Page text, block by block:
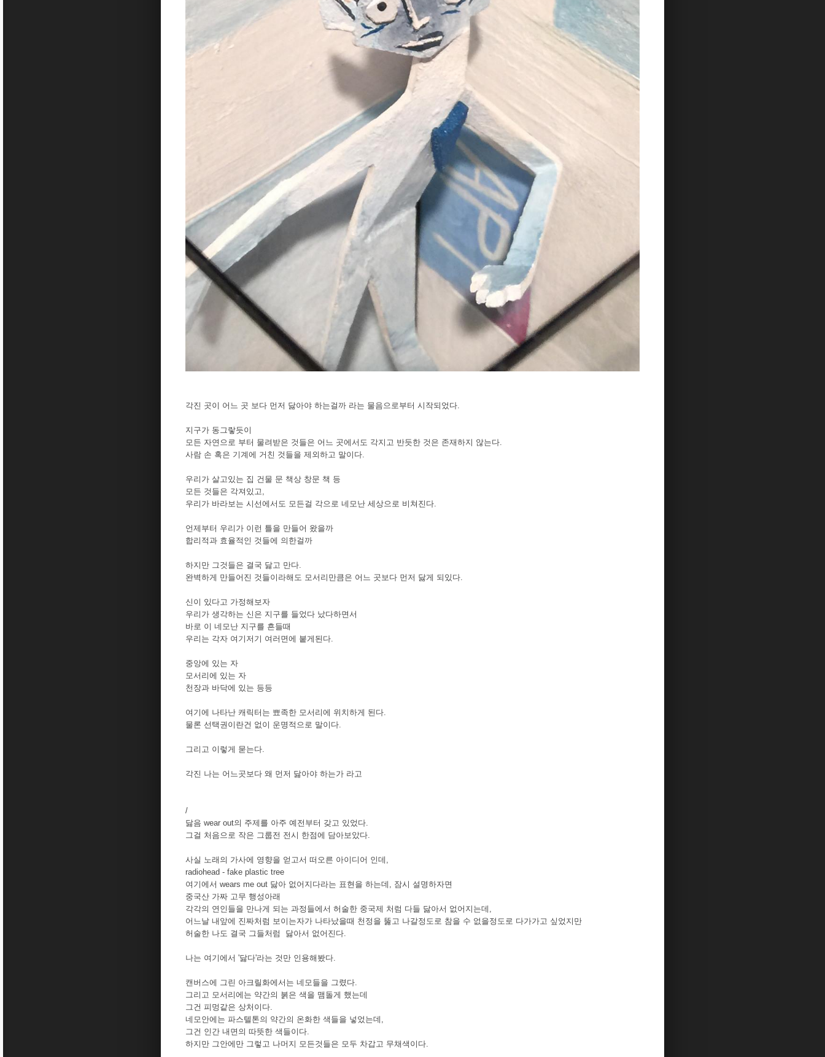
각진 곳이 어느 곳 보다 먼저 닳아야 하는걸까 라는 물음으로부터 시작되었다.
지구가 동그랗듯이
모든 자연으로 부터 물려받은 것들은 어느 곳에서도 각지고 반듯한 것은 존재하지 않는다.
사람 손 혹은 기계에 거친 것들을 제외하고 말이다.
우리가 살고있는 집 건물 문 책상 창문 책 등
모든 것들은 각져있고,
우리가 바라보는 시선에서도 모든걸 각으로 네모난 세상으로 비쳐진다.
언제부터 우리가 이런 틀을 만들어 왔을까
합리적과 효율적인 것들에 의한걸까
하지만 그것들은 결국 닳고 만다.
완벽하게 만들어진 것들이라해도 모서리만큼은 어느 곳보다 먼저 닳게 되있다.
신이 있다고 가정해보자
우리가 생각하는 신은 지구를 들었다 났다하면서
바로 이 네모난 지구를 흔들때
우리는 각자 여기저기 여러면에 붙게된다.
중앙에 있는 자
모서리에 있는 자
천장과 바닥에 있는 등등
여기에 나타난 캐릭터는 뾰족한 모서리에 위치하게 된다.
물론 선택권이란건 없이 운명적으로 말이다.
그리고 이렇게 묻는다.
각진 나는 어느곳보다 왜 먼저 닳아야 하는가 라고
/
닳음 wear out의 주제를 아주 예전부터 갖고 있었다.
그걸 처음으로 작은 그룹전 전시 한점에 담아보았다.
사실 노래의 가사에 영향을 얻고서 떠오른 아이디어 인데,
radiohead - fake plastic tree
여기에서 wears me out 닳아 없어지다라는 표현을 하는데, 잠시 설명하자면
중국산 가짜 고무 행성아래
각각의 연인들을 만나게 되는 과정들에서 허술한 중국제 처럼 다들 닳아서 없어지는데,
어느날 내앞에 진짜처럼 보이는자가 나타났을때 천정을 뚫고 나갈정도로 참을 수 없을정도로 다가가고 싶었지만
허술한 나도 결국 그들처럼 닳아서 없어진다.
나는 여기에서 '닳다'라는 것만 인용해봤다.
캔버스에 그린 아크릴화에서는 네모들을 그렸다.
그리고 모서리에는 약간의 붉은 색을 맴돌게 했는데
그건 피멍같은 상처이다.
네모안에는 파스텔톤의 약간의 온화한 색들을 넣었는데,
그건 인간 내면의 따뜻한 색들이다.
하지만 그안에만 그렇고 나머지 모든것들은 모두 차갑고 무채색이다.